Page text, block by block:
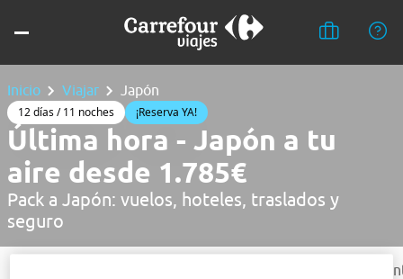
Inicio Viajar Japón
12 días / 11 noches ¡Reserva YA!
Última hora - Japón a tu
aire desde 1.785€
Pack a Japón: vuelos, hoteles, traslados y
seguro
Preguntas